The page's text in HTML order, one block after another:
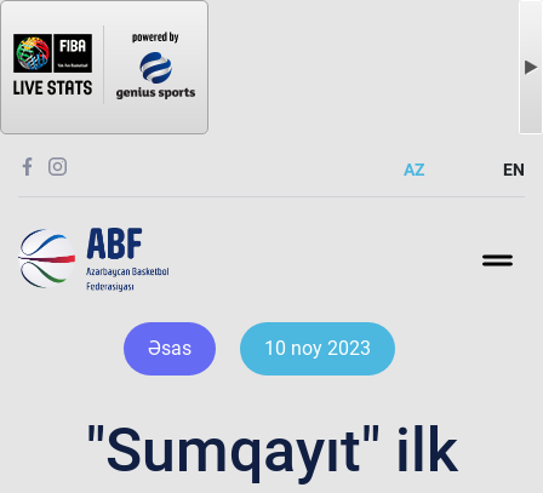
AZ EN
Əsas 10 noy 2023
"Sumqayıt" ilk